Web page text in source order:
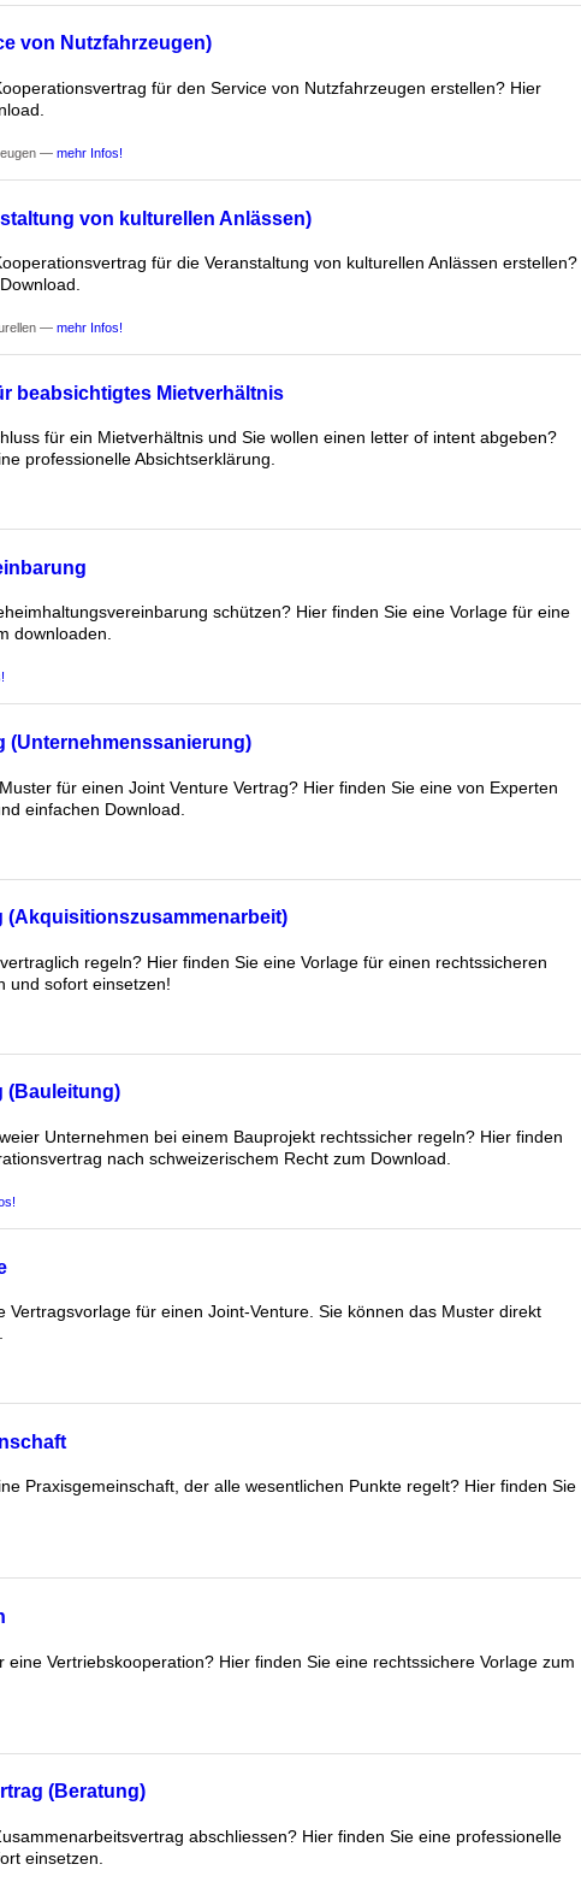
von Nutzfahrzeugen)
für den Service von Nutzfahrzeugen erstellen? Hier
— mehr Infos!
von kulturellen Anlässen)
für die Veranstaltung von kulturellen Anlässen erstellen?
— mehr Infos!
beabsichtigtes Mietverhältnis
für ein Mietverhältnis und Sie wollen einen letter of intent abgeben?
professionelle Absichtserklärung.
schützen? Hier finden Sie eine Vorlage für eine
downloaden.
(Unternehmenssanierung)
für einen Joint Venture Vertrag? Hier finden Sie eine von Experten
einfachen Download.
(Akquisitionszusammenarbeit)
regeln? Hier finden Sie eine Vorlage für einen rechtssicheren
und sofort einsetzen!
(Bauleitung)
Unternehmen bei einem Bauprojekt rechtssicher regeln? Hier finden
nach schweizerischem Recht zum Download.
Vertragsvorlage für einen Joint-Venture. Sie können das Muster direkt
Praxisgemeinschaft, der alle wesentlichen Punkte regelt? Hier finden Sie
Vertriebskooperation? Hier finden Sie eine rechtssichere Vorlage zum
(Beratung)
abschliessen? Hier finden Sie eine professionelle
einsetzen.